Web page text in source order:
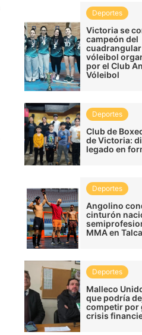
Deportes
Victoria se
campeón del
vóleibol
por el Club
Vóleibol
Deportes
Club de
de Victoria:
legado en
Deportes
Angolino
cinturón
MMA en
Deportes
Malleco
que podría
competir por
crisis